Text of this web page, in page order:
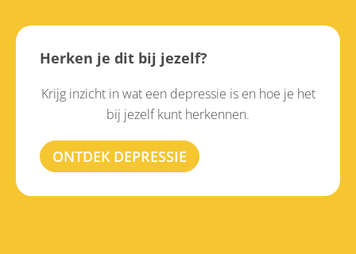
Herken je dit bij jezelf?
Krijg inzicht in wat een depressie is en hoe je het
bij jezelf kunt herkennen.
ONTDEK DEPRESSIE